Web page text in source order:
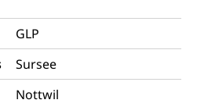
GLP
Sursee
Nottwil
Unfallversicherung
Unfallverhütung,